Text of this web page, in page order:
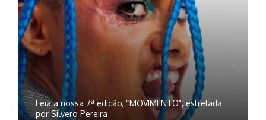
Leia a nossa 7ª edição, “MOVIMENTO”, estrelada
por Silvero Pereira